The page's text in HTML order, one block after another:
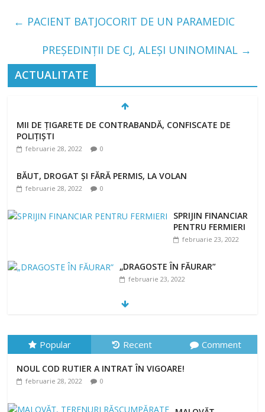
← PACIENT BATJOCORIT DE UN PARAMEDIC
PREȘEDINȚII DE CJ, ALEȘI UNINOMINAL →
ACTUALITATE
MII DE ȚIGARETE DE CONTRABANDĂ, CONFISCATE DE
POLIȚIȘTI
februarie 28, 2022 0
BĂUT, DROGAT ȘI FĂRĂ PERMIS, LA VOLAN
februarie 28, 2022 0
SPRIJIN FINANCIAR
PENTRU FERMIERI
februarie 23, 2022
„DRAGOSTE ÎN FĂURAR”
februarie 23, 2022
NOUL COD RUTIER A INTRAT ÎN VIGOARE!
Popular Recent Comment
NOUL COD RUTIER A INTRAT ÎN VIGOARE!
februarie 28, 2022 0